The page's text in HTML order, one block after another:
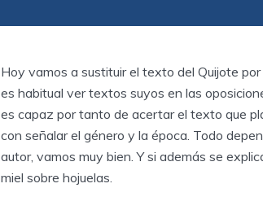
Hoy vamos a sustituir el texto del Quijote
es habitual ver textos suyos en las
es capaz por tanto de acertar el texto que
con señalar el género y la época. Todo
autor, vamos muy bien. Y si además se
miel sobre hojuelas.